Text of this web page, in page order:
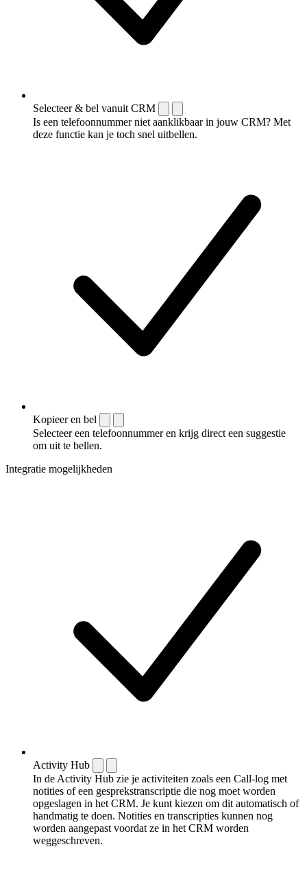
Selecteer & bel vanuit CRM
Is een telefoonnummer niet aanklikbaar in jouw CRM? Met
deze functie kan je toch snel uitbellen.
Kopieer en bel
Selecteer een telefoonnummer en krijg direct een suggestie
om uit te bellen.
Integratie mogelijkheden
Activity Hub
In de Activity Hub zie je activiteiten zoals een Call-log met
notities of een gespreks­transcriptie die nog moet worden
opgeslagen in het CRM. Je kunt kiezen om dit automatisch of
handmatig te doen. Notities en transcripties kunnen nog
worden aangepast voordat ze in het CRM worden
weggeschreven.